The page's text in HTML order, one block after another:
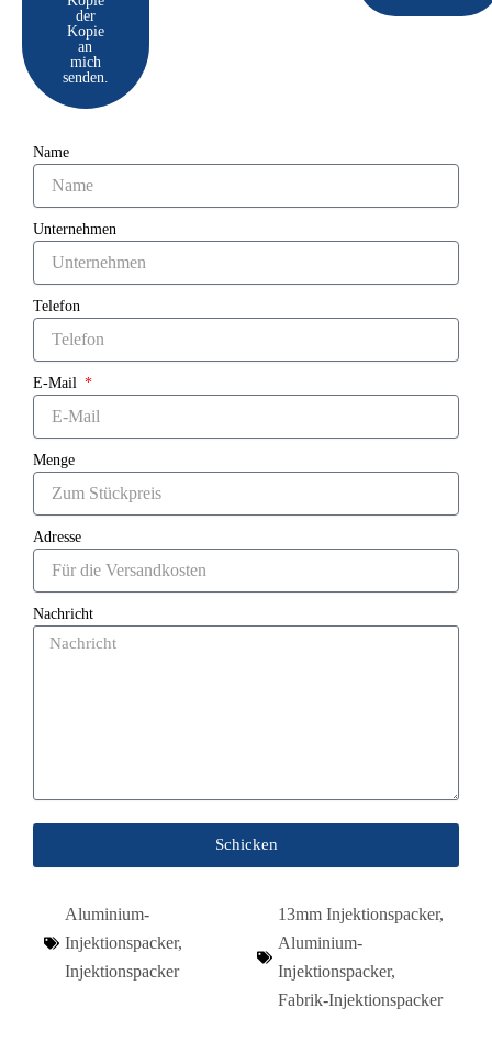
der
Kopie
an
mich
senden.
Name
Unternehmen
Telefon
E-Mail
Menge
Adresse
Nachricht
Schicken
Aluminium-
Injektionspacker,
Injektionspacker
13mm Injektionspacker,
Aluminium-
Injektionspacker,
Fabrik-Injektionspacker